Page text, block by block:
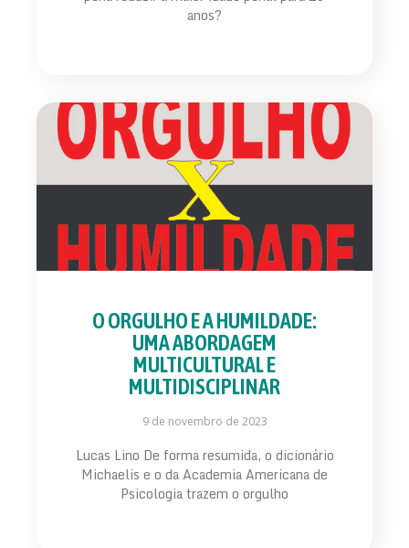
anos?
O ORGULHO E A HUMILDADE:
UMA ABORDAGEM
MULTICULTURAL E
MULTIDISCIPLINAR
9 de novembro de 2023
Lucas Lino De forma resumida, o dicionário
Michaelis e o da Academia Americana de
Psicologia trazem o orgulho